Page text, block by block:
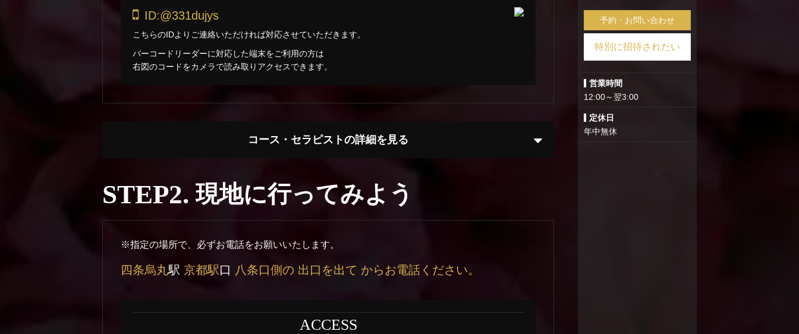
ID:@331dujys
こちらのIDよりご連絡いただければ対応させていただきます。
バーコードリーダーに対応した端末をご利用の方は
右図のコードをカメラで読み取りアクセスできます。
コース・セラピストの詳細を見る
STEP2.現地に行ってみよう
※指定の場所で、必ずお電話をお願いいたします。
四条烏丸駅 京都駅口 八条口側の 出口を出て からお電話ください。
ACCESS
予約・お問い合わせ
特別に招待されたい
営業時間
12:00～翌3:00
定休日
年中無休